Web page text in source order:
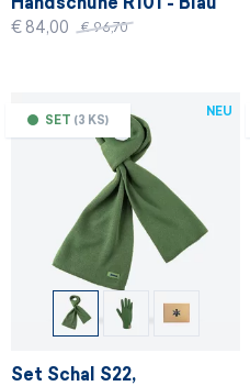
€ 84,00 € 96,70
Set Schal S22,
SET (3 KS)
NEU